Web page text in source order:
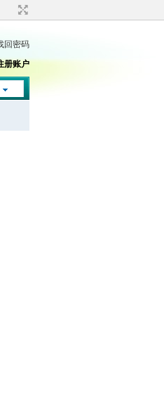
回密码
册账户